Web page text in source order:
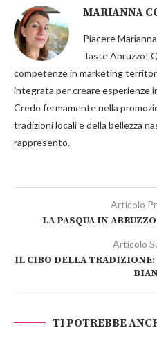
MARIANNA
Piacere
Taste Abruzzo!
competenze in marketing
integrata per creare esperienze
Credo fermamente nella
tradizioni locali e della bellezza
rappresento.
Articolo
LA PASQUA IN
Articolo
IL CIBO DELLA
TI POTREBBE